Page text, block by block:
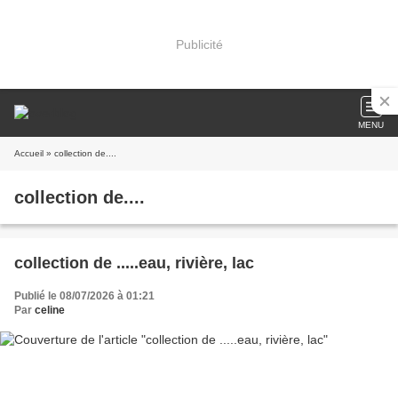
Publicité
MENU
Accueil » collection de....
collection de....
collection de .....eau, rivière, lac
Publié le 08/07/2026 à 01:21
Par celine